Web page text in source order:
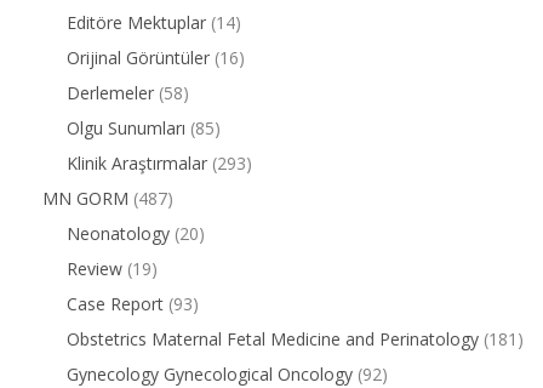
Editöre Mektuplar (14)
Orijinal Görüntüler (16)
Derlemeler (58)
Olgu Sunumları (85)
Klinik Araştırmalar (293)
MN GORM (487)
Neonatology (20)
Review (19)
Case Report (93)
Obstetrics Maternal Fetal Medicine and Perinatology (181)
Gynecology Gynecological Oncology (92)